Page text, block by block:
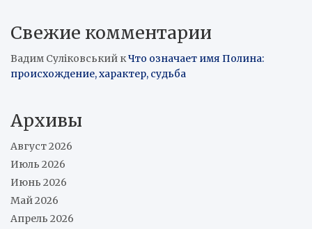
Свежие комментарии
Вадим Суліковський кЧто означает имя Полина:
происхождение, характер, судьба
Архивы
Август 2026
Июль 2026
Июнь 2026
Май 2026
Апрель 2026